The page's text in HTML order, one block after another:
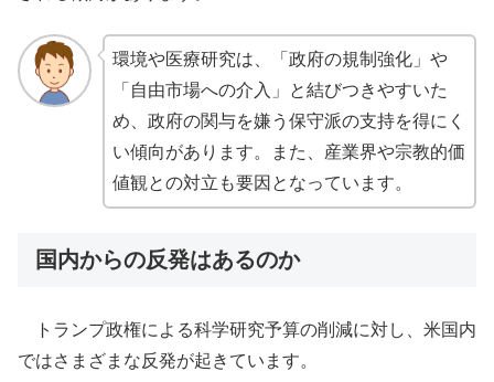
環境や医療研究は、「政府の規制強化」や
「自由市場への介入」と結びつきやすいた
め、政府の関与を嫌う保守派の支持を得にく
い傾向があります。また、産業界や宗教的価
値観との対立も要因となっています。
国内からの反発はあるのか
​トランプ政権による科学研究予算の削減に対し、米国内
ではさまざまな反発が起きています。​